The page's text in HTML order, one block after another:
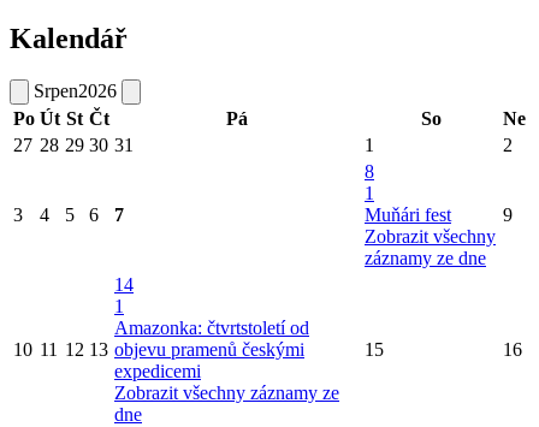
Kalendář
Srpen2026
Po Út St Čt Pá So
Ne
27 28 29 30 31 1 2
3 4 5 6 7
8
1
Muňári fest
Zobrazit všechny
záznamy ze dne
9
10 11 12 13
14
1
Amazonka: čtvrtstoletí od
objevu pramenů českými
expedicemi
Zobrazit všechny záznamy ze
dne
15 16